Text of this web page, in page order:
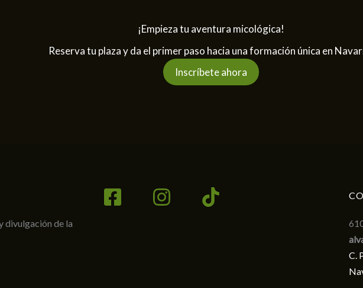
¡Empieza tu aventura micológica!
Reserva tu plaza y da el primer paso hacia una formación única en
Inscríbete ahora
divulgación de la
C.